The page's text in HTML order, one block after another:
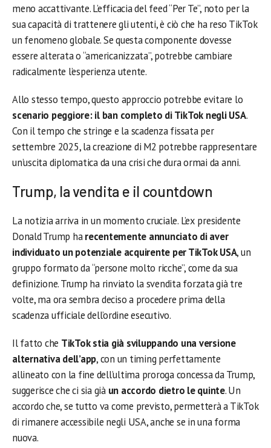
meno accattivante. L’efficacia del feed “Per Te”, noto per la
sua capacità di trattenere gli utenti, è ciò che ha reso TikTok
un fenomeno globale. Se questa componente dovesse
essere alterata o “americanizzata”, potrebbe cambiare
radicalmente l’esperienza utente.
Allo stesso tempo, questo approccio potrebbe evitare lo
scenario peggiore: il ban completo di TikTok negli USA.
Con il tempo che stringe e la scadenza fissata per
settembre 2025, la creazione di M2 potrebbe rappresentare
un’uscita diplomatica da una crisi che dura ormai da anni.
Trump, la vendita e il countdown
La notizia arriva in un momento cruciale. L’ex presidente
Donald Trump harecentemente annunciato di aver
individuato un potenziale acquirente per TikTok USA, un
gruppo formato da “persone molto ricche”, come da sua
definizione. Trump ha rinviato la svendita forzata già tre
volte, ma ora sembra deciso a procedere prima della
scadenza ufficiale dell’ordine esecutivo.
Il fatto che TikTok stia già sviluppando una versione
alternativa dell’app, con un timing perfettamente
allineato con la fine dell’ultima proroga concessa da Trump,
suggerisce che ci sia già un accordo dietro le quinte. Un
accordo che, se tutto va come previsto, permetterà a TikTok
di rimanere accessibile negli USA, anche se in una forma
nuova.